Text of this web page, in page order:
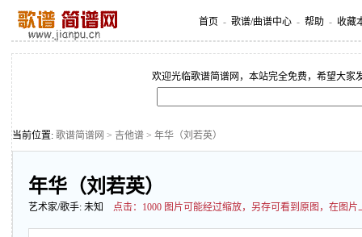
首页 - 歌谱/曲谱中心 - 帮助 - 收藏
欢迎光临歌谱简谱网，本站完全免费，希望大家
当前位置: 歌谱简谱网 > 吉他谱 > 年华（刘若英）
年华（刘若英）
艺术家/歌手: 未知 点击： 1000 图片可能经过缩放，另存可看到原图，在图